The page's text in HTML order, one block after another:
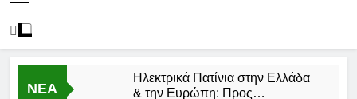
ΝΕΑ
Ηλεκτρικά Πατίνια στην Ελλάδα
& την Ευρώπη: Προς